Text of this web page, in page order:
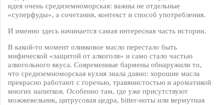
идея очень средиземноморская: важны не отдельные
«суперфуды», а сочетания, контекст и способ употребления.
И именно здесь начинается самая интересная часть истории.
В какой-то момент оливковое масло перестало быть
мифической «защитой от алкоголя» и само стало частью
алкогольного вкуса. Современные бармены обнаружили то,
что средиземноморская кухня знала давно: хорошие масла
прекрасно работают с горечью, травянистостью и ароматикой
многих напитков. Особенно там, где уже присутствуют
можжевельник, цитрусовая цедра, bitter-ноты или вермутная